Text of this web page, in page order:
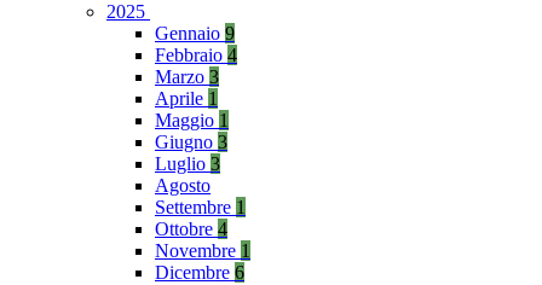
2025
Gennaio 9
Febbraio 4
Marzo 3
Aprile 1
Maggio 1
Giugno 3
Luglio 3
Agosto
Settembre 1
Ottobre 4
Novembre 1
Dicembre 6